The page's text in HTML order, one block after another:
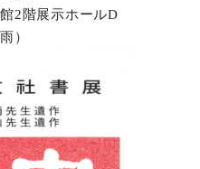
2階展示ホールD
）